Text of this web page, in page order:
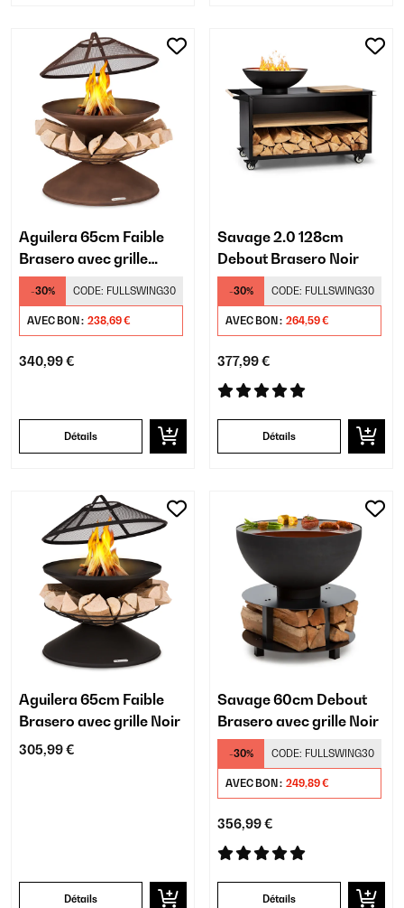
Aguilera 65cm Faible
Brasero avec grille
Rouiller
-30% CODE: FULLSWING30
AVEC BON : 238,69 €
340,99 €
Détails
Savage 2.0 128cm
Debout Brasero Noir
-30% CODE: FULLSWING30
AVEC BON : 264,59 €
377,99 €
Détails
Aguilera 65cm Faible
Brasero avec grille Noir
305,99 €
Détails
Savage 60cm Debout
Brasero avec grille Noir
-30% CODE: FULLSWING30
AVEC BON : 249,89 €
356,99 €
Détails